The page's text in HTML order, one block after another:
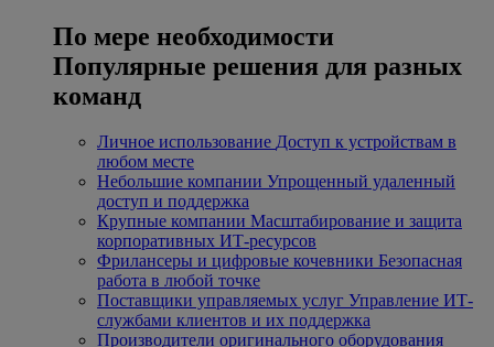
По мере необходимости
Популярные решения для разных
команд
Личное использование Доступ к устройствам в
любом месте
Небольшие компании Упрощенный удаленный
доступ и поддержка
Крупные компании Масштабирование и защита
корпоративных ИТ-ресурсов
Фрилансеры и цифровые кочевники Безопасная
работа в любой точке
Поставщики управляемых услуг Управление ИТ-
службами клиентов и их поддержка
Производители оригинального оборудования